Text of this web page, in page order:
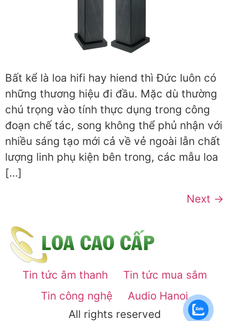
Bất kể là loa hifi hay hiend thì Đức luôn có
những thương hiệu đi đầu. Mặc dù thường
chú trọng vào tính thực dụng trong công
đoạn chế tác, song không thể phủ nhận với
nhiều sáng tạo mới cả về vẻ ngoài lẫn chất
lượng linh phụ kiện bên trong, các mẫu loa
[…]
Next →
Tin tức âm thanh
Tin tức mua sắm
Tin công nghệ
Audio Hanoi
All rights reserved